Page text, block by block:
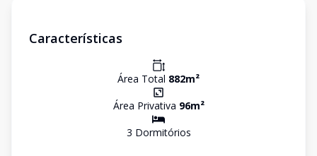
Características
Área Total 882m²
Área Privativa 96m²
3 Dormitórios